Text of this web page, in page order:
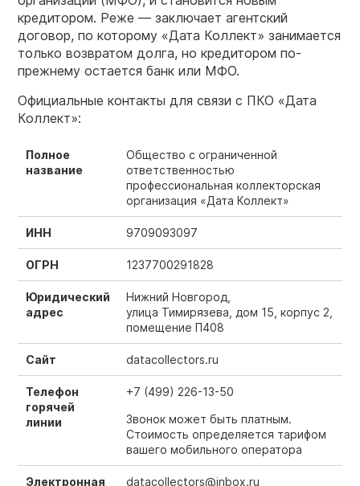
кредитором. Реже — заключает агентский
договор, по которому «Дата Коллект» занимается
только возвратом долга, но кредитором по-
прежнему остается банк или МФО.
Официальные контакты для связи с ПКО «Дата
Коллект»:
Полное
название
Общество с ограниченной
ответственностью
профессиональная коллекторская
организация «Дата Коллект»
ИНН 9709093097
ОГРН 1237700291828
Юридический
адрес
Нижний Новгород,
улица Тимирязева, дом 15, корпус 2,
помещение П408
Сайт datacollectors.ru
Телефон
горячей
линии
+7 (499) 226-13-50
Звонок может быть платным.
Стоимость определяется тарифом
вашего мобильного оператора
Электронная
datacollectors@inbox.ru